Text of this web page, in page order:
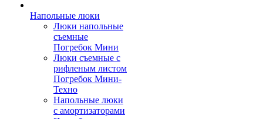
Напольные люки
Люки напольные
съемные
Погребок Мини
Люки съемные с
рифленым листом
Погребок Мини-
Техно
Напольные люки
с амортизаторами